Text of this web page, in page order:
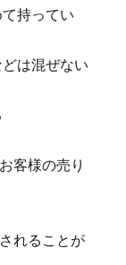
持ってい
は混ぜない
客様の売り
れることが